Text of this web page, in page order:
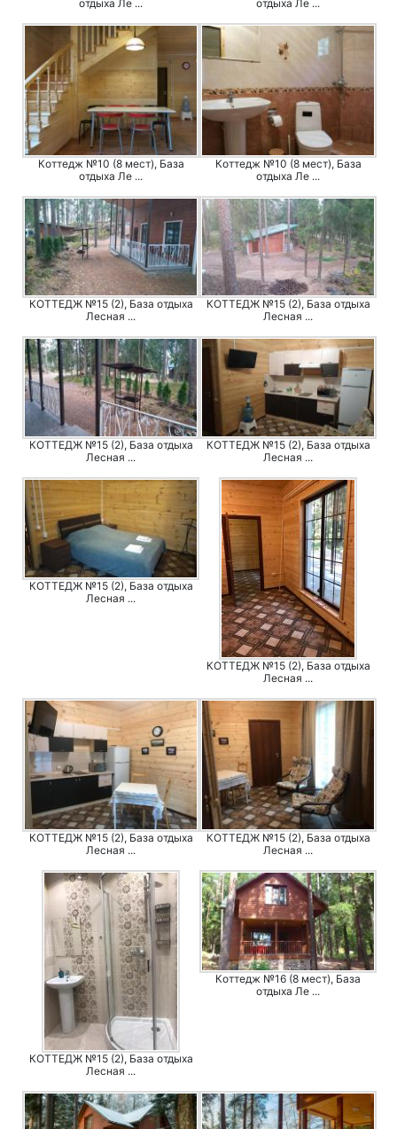
отдыха Ле ... отдыха Ле ...
Коттедж №10 (8 мест), База
отдыха Ле ...
Коттедж №10 (8 мест), База
отдыха Ле ...
КОТТЕДЖ №15 (2), База отдыха
Лесная ...
КОТТЕДЖ №15 (2), База отдыха
Лесная ...
КОТТЕДЖ №15 (2), База отдыха
Лесная ...
КОТТЕДЖ №15 (2), База отдыха
Лесная ...
КОТТЕДЖ №15 (2), База отдыха
Лесная ...
КОТТЕДЖ №15 (2), База отдыха
Лесная ...
КОТТЕДЖ №15 (2), База отдыха
Лесная ...
КОТТЕДЖ №15 (2), База отдыха
Лесная ...
КОТТЕДЖ №15 (2), База отдыха
Лесная ...
Коттедж №16 (8 мест), База
отдыха Ле ...